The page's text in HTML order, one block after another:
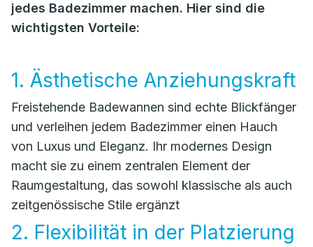
jedes Badezimmer machen. Hier sind die
wichtigsten Vorteile:
1. Ästhetische Anziehungskraft
Freistehende Badewannen sind echte Blickfänger
und verleihen jedem Badezimmer einen Hauch
von Luxus und Eleganz. Ihr modernes Design
macht sie zu einem zentralen Element der
Raumgestaltung, das sowohl klassische als auch
zeitgenössische Stile ergänzt
2. Flexibilität in der Platzierung